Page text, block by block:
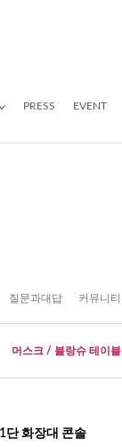
PRESS EVENT
질문과대답 커뮤니티
머스크 / 블랑슈 테이블
단 화장대 콘솔